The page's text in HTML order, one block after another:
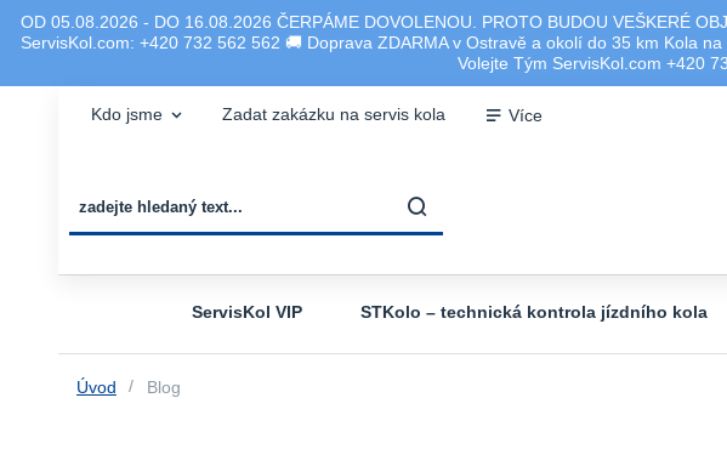
OD 05.08.2026 - DO 16.08.2026 ČERPÁME DOVOLENOU. PROTO BUDOU VEŠKERÉ
ServisKol.com: +420 732 562 562 🚚 Doprava ZDARMA v Ostravě a okolí do 35 km Kola
Volejte Tým ServisKol.com +420
Kdo jsme Zadat zakázku na servis kola Více
ServisKol VIP STKolo – technická kontrola jízdního kola
Úvod Blog